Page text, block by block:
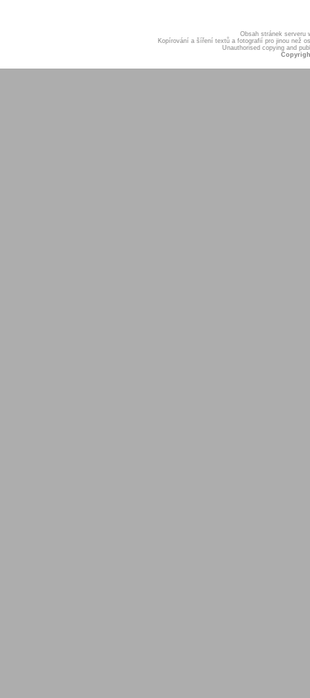
Obsah stránek serveru
Kopírování a šíření textů a fotografií pro jinou než
Unauthorised copying and